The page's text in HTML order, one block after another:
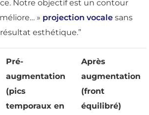
Notre objectif est un contour
» projection vocale sans
esthétique.”
Pré-
augmentation
(pics
temporaux en
Après
augmentation
(front
équilibré)